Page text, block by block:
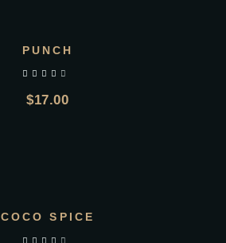
PUNCH
$17.00
COCO SPICE